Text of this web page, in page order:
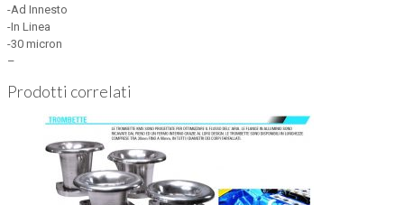
-Ad Innesto
-In Linea
-30 micron
–
Prodotti correlati